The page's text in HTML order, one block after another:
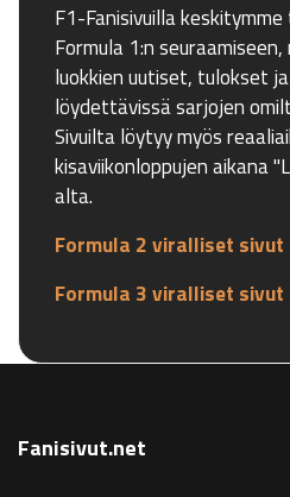
F1-Fanisivuilla
Formula 1:n
luokkien uutiset, tulokset
löydettävissä sarjojen
Sivuilta löytyy myös
kisaviikonloppujen aikana
alta.
Formula 2 viralliset sivut
Formula 3 viralliset sivut
Fanisivut.net